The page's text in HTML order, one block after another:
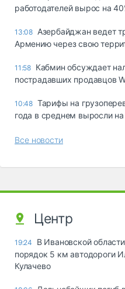
работодателей вырос на
13:08 Азербайджан ведет
Армению через свою
11:58 Кабмин обсуждает
пострадавших продавцов
10:48 Тарифы на
года в среднем выросли на
Все новости
Центр
19:24
В Ивановской
порядок 5 км автодороги
Кулачево